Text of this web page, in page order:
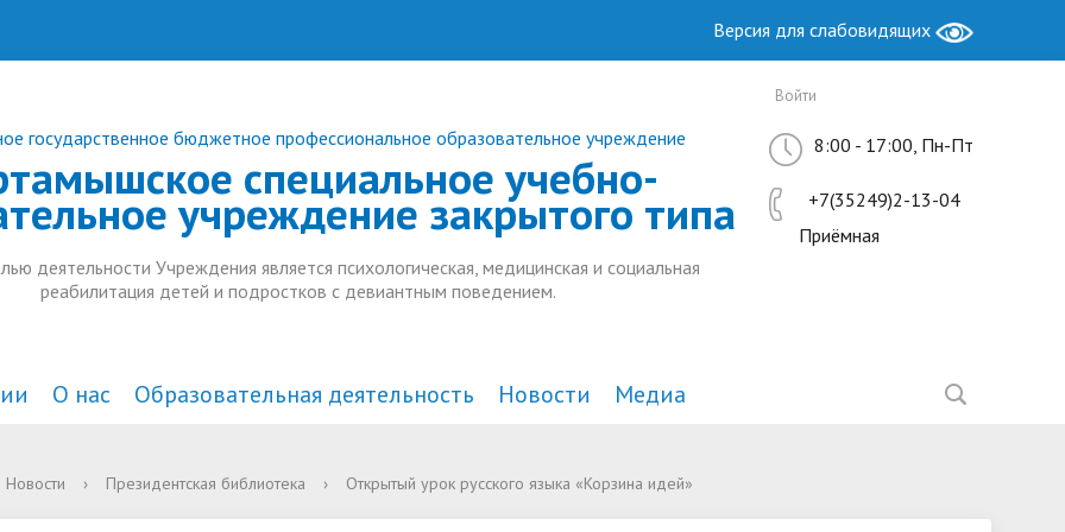
Версия для слабовидящих
государственное бюджетное профессиональное образовательное учреждение
специальное учебно-
учреждение закрытого типа
деятельности Учреждения является психологическая, медицинская и социальная
реабилитация детей и подростков с девиантным поведением.
Войти
8:00 - 17:00, Пн-Пт
+7(35249)2-13-04
Приёмная
и органы управления
организацией
Документы
Образование
О нас
коррупции В СМИ Антимонопольный комплаенс
Образовательная деятельность
Анонсы
Методическая работа
Новости Медиа
Новости › Президентская библиотека › Открытый урок русского языка «Корзина идей»